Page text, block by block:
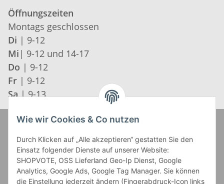
Öffnungszeiten
Montags geschlossen
Di | 9-12
Mi | 9-12 und 14-17
Do | 9-12
Fr | 9-12
Sa | 9-13
Wie wir Cookies & Co nutzen
Durch Klicken auf „Alle akzeptieren“ gestatten Sie den
Einsatz folgender Dienste auf unserer Website:
SHOPVOTE, OSS Lieferland Geo-Ip Dienst, Google
Analytics, Google Ads, Google Tag Manager. Sie können
die Einstellung jederzeit ändern (Fingerabdruck-Icon links